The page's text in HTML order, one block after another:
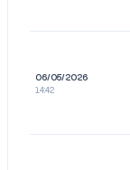
06/05/2026
14:42